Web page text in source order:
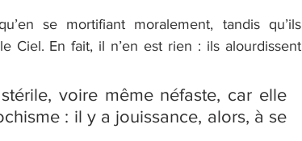
se mortifiant moralement, tandis qu’ils
Ciel. En fait, il n’en est rien : ils alourdissent
voire même néfaste, car elle
: il y a jouissance, alors, à se